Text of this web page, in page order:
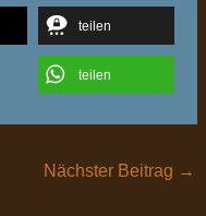
teilen
teilen
Nächster Beitrag →